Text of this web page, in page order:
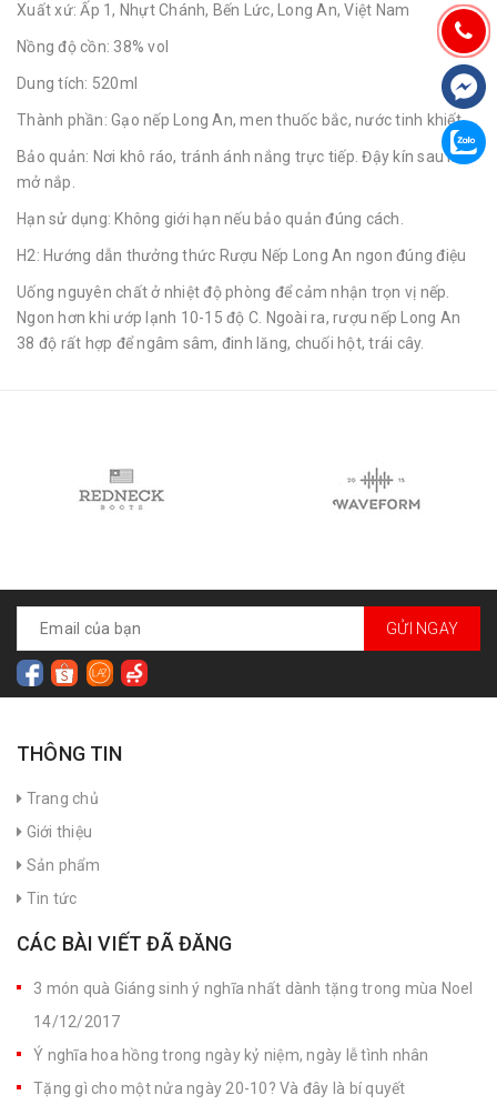
Xuất xứ: Ấp 1, Nhựt Chánh, Bến Lức, Long An, Việt Nam
Nồng độ cồn: 38% vol
Dung tích: 520ml
Thành phần: Gạo nếp Long An, men thuốc bắc, nước tinh khiết
Bảo quản: Nơi khô ráo, tránh ánh nắng trực tiếp. Đậy kín sau khi
mở nắp.
Hạn sử dụng: Không giới hạn nếu bảo quản đúng cách.
H2: Hướng dẫn thưởng thức Rượu Nếp Long An ngon đúng điệu
Uống nguyên chất ở nhiệt độ phòng để cảm nhận trọn vị nếp.
Ngon hơn khi ướp lạnh 10-15 độ C. Ngoài ra, rượu nếp Long An
38 độ rất hợp để ngâm sâm, đinh lăng, chuối hột, trái cây.
GỬI NGAY
THÔNG TIN
Trang chủ
Giới thiệu
Sản phẩm
Tin tức
CÁC BÀI VIẾT ĐÃ ĐĂNG
3 món quà Giáng sinh ý nghĩa nhất dành tặng trong mùa Noel
14/12/2017
Ý nghĩa hoa hồng trong ngày kỷ niệm, ngày lễ tình nhân
Tặng gì cho một nửa ngày 20-10? Và đây là bí quyết